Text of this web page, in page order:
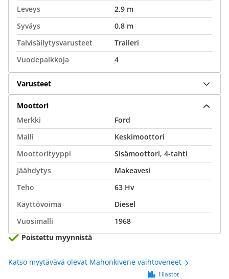
Leveys
2,9 m
Syväys
0,8 m
Talvisäilytysvarusteet
Traileri
Vuodepaikkoja
4
Varusteet
Moottori
Merkki
Ford
Malli
Keskimoottori
Moottorityyppi
Sisämoottori, 4-tahti
Jäähdytys
Makeavesi
Teho
63 Hv
Käyttövoima
Diesel
Vuosimalli
1968
Poistettu myynnistä
Katso myytävävä olevat Mahonkivene vaihtoveneet
Tilastot